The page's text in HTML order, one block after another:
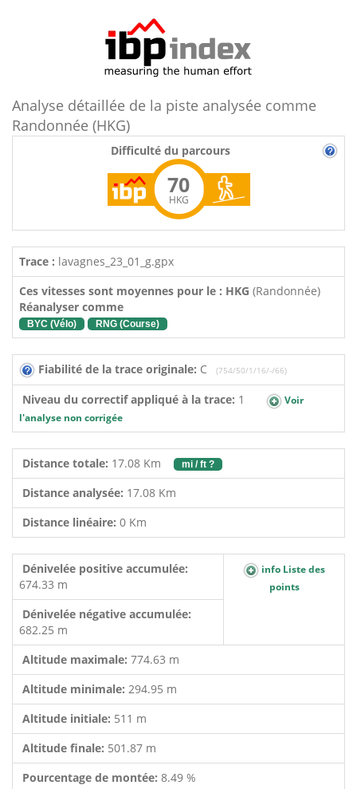
Analyse détaillée de la piste analysée comme
Randonnée (HKG)
Difficulté du parcours
70
HKG
Trace : lavagnes_23_01_g.gpx
Ces vitesses sont moyennes pour le : HKG (Randonnée)
Réanalyser comme
BYC (Vélo) RNG (Course)
Fiabilité de la trace originale: C (754/50/1/16/-/66)
Niveau du correctif appliqué à la trace: 1
Voir
l'analyse non corrigée
Distance totale: 17.08 Km mi / ft ?
Distance analysée: 17.08 Km
Distance linéaire: 0 Km
Dénivelée positive accumulée:
674.33 m
info Liste des
points
Dénivelée négative accumulée:
682.25 m
Altitude maximale: 774.63 m
Altitude minimale: 294.95 m
Altitude initiale: 511 m
Altitude finale: 501.87 m
Pourcentage de montée: 8.49 %